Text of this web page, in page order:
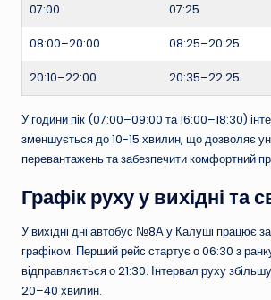
07:00 07:25
08:00–20:00 08:25–20:25
20:10–22:00 20:35–22:25
У години пік (07:00–09:00 та 16:00–18:30)
зменшується до 10-15 хвилин, що дозволяє
перевантажень та забезпечити комфортний
Графік руху у вихідні та
У вихідні дні автобус №8А у Калуші працює
графіком. Перший рейс стартує о 06:30 з
відправляється о 21:30. Інтервал руху
20–40 хвилин.